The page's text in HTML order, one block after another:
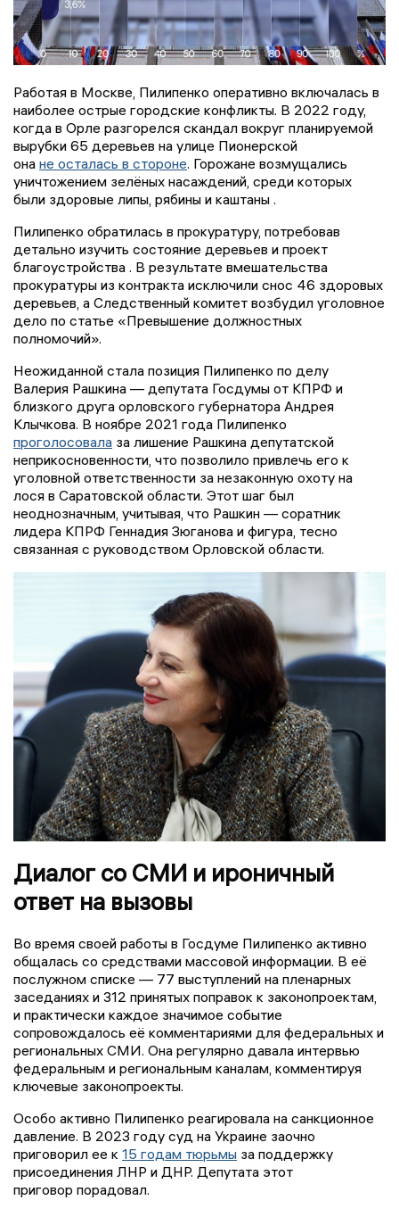
Работая в Москве, Пилипенко оперативно включалась в
наиболее острые городские конфликты. В 2022 году,
когда в Орле разгорелся скандал вокруг планируемой
вырубки 65 деревьев на улице Пионерской
она не осталась в стороне. Горожане возмущались
уничтожением зелёных насаждений, среди которых
были здоровые липы, рябины и каштаны .
Пилипенко обратилась в прокуратуру, потребовав
детально изучить состояние деревьев и проект
благоустройства . В результате вмешательства
прокуратуры из контракта исключили снос 46 здоровых
деревьев, а Следственный комитет возбудил уголовное
дело по статье «Превышение должностных
полномочий».
Неожиданной стала позиция Пилипенко по делу
Валерия Рашкина — депутата Госдумы от КПРФ и
близкого друга орловского губернатора Андрея
Клычкова. В ноябре 2021 года Пилипенко
проголосовала за лишение Рашкина депутатской
неприкосновенности, что позволило привлечь его к
уголовной ответственности за незаконную охоту на
лося в Саратовской области. Этот шаг был
неоднозначным, учитывая, что Рашкин — соратник
лидера КПРФ Геннадия Зюганова и фигура, тесно
связанная с руководством Орловской области.
Диалог со СМИ и ироничный
ответ на вызовы
Во время своей работы в Госдуме Пилипенко активно
общалась со средствами массовой информации. В её
послужном списке — 77 выступлений на пленарных
заседаниях и 312 принятых поправок к законопроектам,
и практически каждое значимое событие
сопровождалось её комментариями для федеральных и
региональных СМИ. Она регулярно давала интервью
федеральным и региональным каналам, комментируя
ключевые законопроекты.
Особо активно Пилипенко реагировала на санкционное
давление. В 2023 году суд на Украине заочно
приговорил ее к 15 годам тюрьмы за поддержку
присоединения ЛНР и ДНР. Депутата этот
приговор порадовал.